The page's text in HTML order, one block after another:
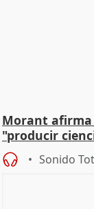
Morant afirma
"producir
Sonido